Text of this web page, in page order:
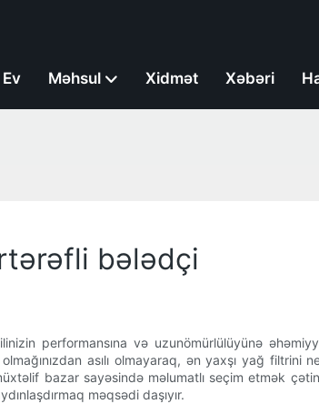
Ev Məhsul Xidmət Xəbəri
bələdçi
performansına və uzunömürlülüyünə
asılı olmayaraq, ən yaxşı yağ filtrini
bazar sayəsində məlumatlı seçim etmək
məqsədi daşıyır.